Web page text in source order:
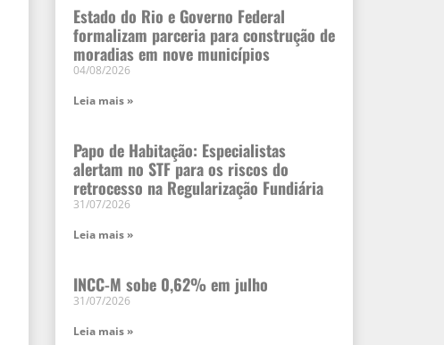
Estado do Rio e Governo Federal
formalizam parceria para construção de
moradias em nove municípios
04/08/2026
Leia mais »
Papo de Habitação: Especialistas
alertam no STF para os riscos do
retrocesso na Regularização Fundiária
31/07/2026
Leia mais »
INCC-M sobe 0,62% em julho
31/07/2026
Leia mais »